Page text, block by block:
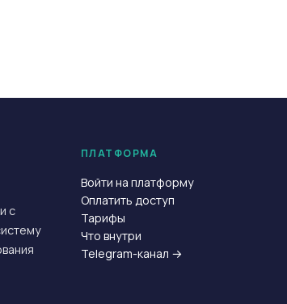
с
ПЛАТФОРМА
Войти на платформу
Оплатить доступ
Тарифы
Что внутри
Telegram-канал →